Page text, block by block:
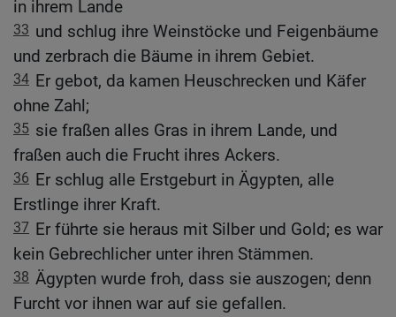
in ihrem Lande
33 und schlug ihre Weinstöcke und Feigenbäume
und zerbrach die Bäume in ihrem Gebiet.
34 Er gebot, da kamen Heuschrecken und Käfer
ohne Zahl;
35 sie fraßen alles Gras in ihrem Lande, und
fraßen auch die Frucht ihres Ackers.
36 Er schlug alle Erstgeburt in Ägypten, alle
Erstlinge ihrer Kraft.
37 Er führte sie heraus mit Silber und Gold; es war
kein Gebrechlicher unter ihren Stämmen.
38 Ägypten wurde froh, dass sie auszogen; denn
Furcht vor ihnen war auf sie gefallen.